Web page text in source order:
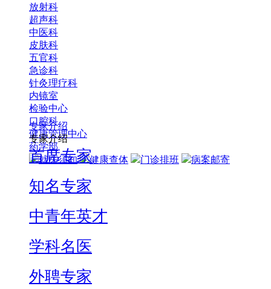
放射科
超声科
中医科
皮肤科
五官科
急诊科
针灸理疗科
内镜室
检验中心
口腔科
健康管理中心
药学部
就医须知
健康查体 门诊排班 病案邮寄
专家介绍
专家介绍
首席专家
知名专家
中青年英才
学科名医
外聘专家